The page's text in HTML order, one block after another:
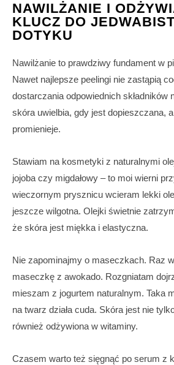
NAWILŻANIE I
KLUCZ DO
DOTYKU
Nawilżanie to prawdziwy fundament w
Nawet najlepsze peelingi nie zastąpią
dostarczania odpowiednich składników
skóra uwielbia, gdy jest dopieszczana,
promienieje.
Stawiam na kosmetyki z naturalnymi
jojoba czy migdałowy – to moi wierni
wieczornym prysznicu wcieram lekki
jeszcze wilgotna. Olejki świetnie
że skóra jest miękka i elastyczna.
Nie zapominajmy o maseczkach. Raz
maseczkę z awokado. Rozgniatam
mieszam z jogurtem naturalnym. Taka
na twarz działa cuda. Skóra jest nie
również odżywiona w witaminy.
Czasem warto też sięgnąć po serum z